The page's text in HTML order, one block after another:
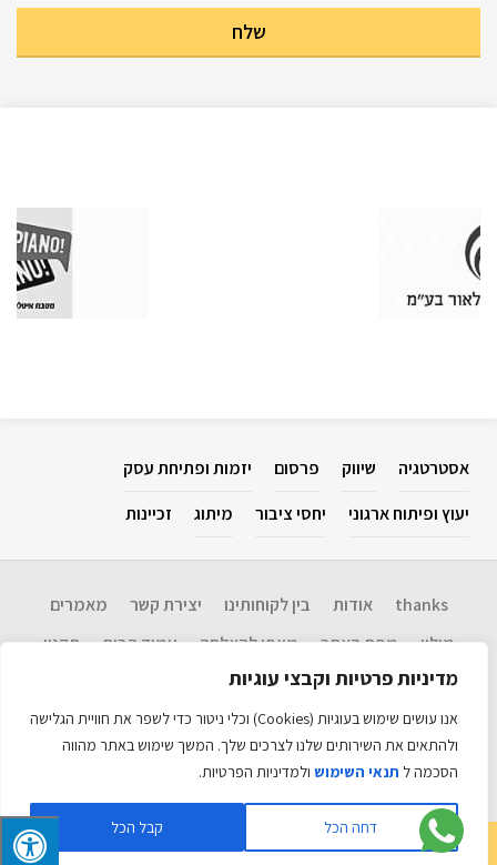
מדיניות פרטיות וקבצי עוגיות
אנו עושים שימוש בעוגיות (Cookies) וכלי ניטור כדי לשפר את חוויית הגלישה
ולהתאים את השירותים שלנו לצרכים שלך. המשך שימוש באתר מהווה
הסכמה ל תנאי השימוש ולמדיניות הפרטיות.
דחה הכל קבל הכל
03-5792920
אסטרטגיה שיווק פרסום
יזמות ופתיחת עסק
יעוץ ופיתוח ארגוני
יחסי ציבור מיתוג זכיינות
thanks אודות בין לקוחותינו יצירת קשר
מאמרים
מילון
מפת האתר מצפן להצלחה​ עמוד הבית תקנון
Disclaimer: המידע בנושא שיווק, אסטרטגיה, יחסי ציבור, פרסום, יזמות ופתיחת
לנכונות המידע ועדכניותו ולכל תוצאה שתיגרם עקב שימוש במידע זה. אין לראות
במידע כל המלצה לביצוע פעולה. האתר כולל מידע עדכני רב. כל הזכויות שמורות
האתר מקודם ע״יאקזיט טכנולוגיות
עיצוב לוגו| משרד פרסום כתיבה שיווקית
מיתוג